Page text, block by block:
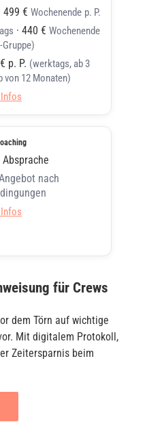
499 € Wochenende p. P.
·440 € Wochenende
Gruppe)
p. P. (werktags, ab 3
von 12 Monaten)
nach
für Crews
dem Törn auf wichtige
Mit digitalem Protokoll,
Zeitersparnis beim